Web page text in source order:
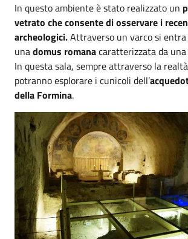
In questo ambiente è stato realizzato un
vetrato che consente di osservare i
archeologici.Attraverso un varco si
unadomus romanacaratterizzata da
In questa sala, sempre attraverso la
potranno esplorare i cunicoli dell’
della Formina.